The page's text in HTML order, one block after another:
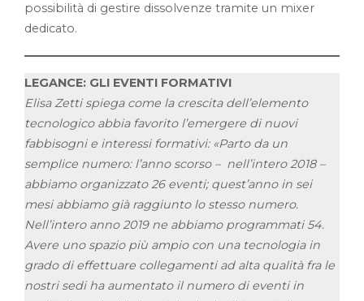
possibilità di gestire dissolvenze tramite un mixer
dedicato.
LEGANCE: GLI EVENTI FORMATIVI
Elisa Zetti spiega come la crescita dell’elemento
tecnologico abbia favorito l’emergere di nuovi
fabbisogni e interessi formativi: «Parto da un
semplice numero: l’anno scorso – nell’intero 2018 –
abbiamo organizzato 26 eventi; quest’anno in sei
mesi abbiamo già raggiunto lo stesso numero.
Nell’intero anno 2019 ne abbiamo programmati 54.
Avere uno spazio più ampio con una tecnologia in
grado di effettuare collegamenti ad alta qualità fra le
nostri sedi ha aumentato il numero di eventi in